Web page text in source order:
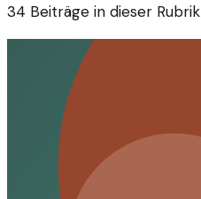
34 Beiträge in dieser Rubrik